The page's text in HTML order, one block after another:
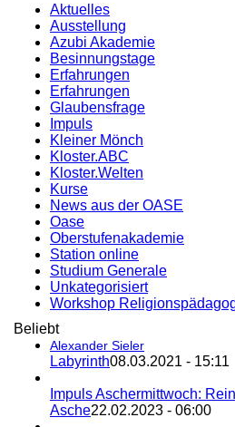
Aktuelles
Ausstellung
Azubi Akademie
Besinnungstage
Erfahrungen
Erfahrungen
Glaubensfrage
Impuls
Kleiner Mönch
Kloster.ABC
Kloster.Welten
Kurse
News aus der OASE
Oase
Oberstufenakademie
Station online
Studium Generale
Unkategorisiert
Workshop
Beliebt
Alexander Sieler
Labyrinth08.03.2021 - 15:11
Impuls Aschermittwoch:
Asche22.02.2023 - 06:00